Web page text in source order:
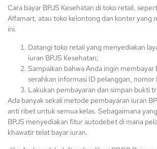
Cara bayar BPJS Kesehatan di toko retail,
Alfamart, atau toko kelontong dan konter yang
ini.
Datangi toko retail yang menyediakan
iuran BPJS Kesehatan;
Sampaikan bahwa Anda ingin membayar
serahkan informasi ID pelanggan, nomor
Lakukan pembayaran dan simpan bukti
Ada banyak sekali metode pembayaran iuran
anti ribet untuk semua kelas. Sebagaimana
BPJS menyediakan fitur autodebet di mana
khawatir telat bayar iuran.